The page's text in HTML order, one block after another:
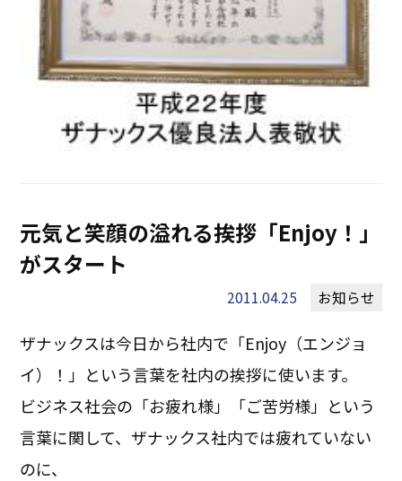
元気と笑顔の溢れる挨拶「Enjoy！」
がスタート
2011.04.25 お知らせ
ザナックスは今日から社内で「Enjoy（エンジョ
イ）！」という言葉を社内の挨拶に使います。
ビジネス社会の「お疲れ様」「ご苦労様」という
言葉に関して、ザナックス社内では疲れていない
のに、